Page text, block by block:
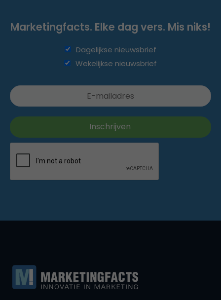
Marketingfacts. Elke dag vers. Mis niks!
Dagelijkse nieuwsbrief
Wekelijkse nieuwsbrief